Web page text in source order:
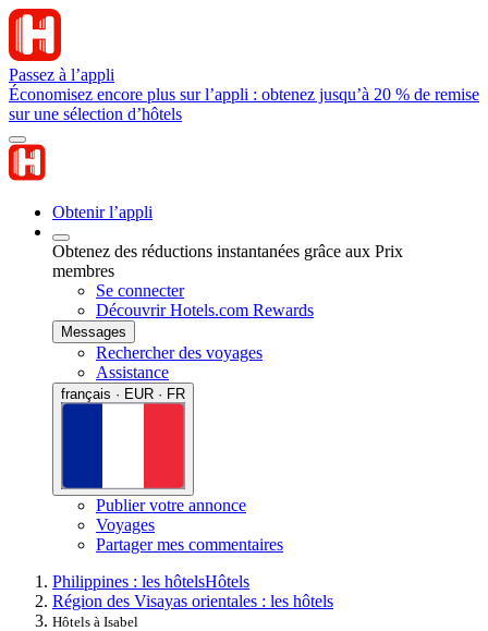
Passez à l’appli
Économisez encore plus sur l’appli : obtenez jusqu’à 20 % de remise
sur une sélection d’hôtels
Obtenir l’appli
Obtenez des réductions instantanées grâce aux Prix
membres
Se connecter
Découvrir Hotels.com Rewards
Messages
Rechercher des voyages
Assistance
français · EUR · FR
Publier votre annonce
Voyages
Partager mes commentaires
Philippines : les hôtelsHôtels
Région des Visayas orientales : les hôtels
Hôtels à Isabel